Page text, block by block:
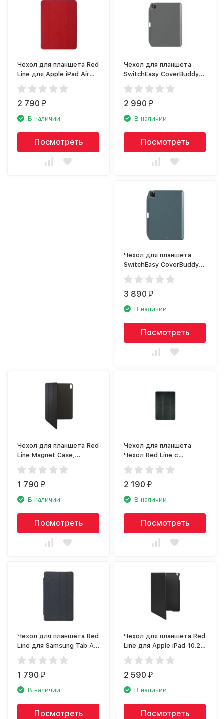
Чехол для планшета Red
Line для Apple iPad Air
10.9 (2020), красный
2 790₽
В наличии
Посмотреть
Чехол для планшета
SwitchEasy CoverBuddy
для Apple iPad Pro 11
(2020) тёмно-серый
2 990₽
В наличии
Посмотреть
Чехол для планшета
SwitchEasy CoverBuddy
для Apple iPad Pro 12.9
(2020) серый
3 890₽
В наличии
Посмотреть
Чехол для планшета Red
Line Magnet Case,
черный (УТ000017093)
1 790₽
В наличии
Посмотреть
Чехол для планшета
Чехол Red Line с
силиконовой крышкой
для iPad 10,2 (2019)
черный
2 190₽
В наличии
Посмотреть
Чехол для планшета Red
Line для Samsung Tab A
8.0 (2019), темно-серый
1 790₽
В наличии
Посмотреть
Чехол для планшета Red
Line для Apple iPad 10.2
Soft Touch (2019),
черный
2 590₽
В наличии
Посмотреть